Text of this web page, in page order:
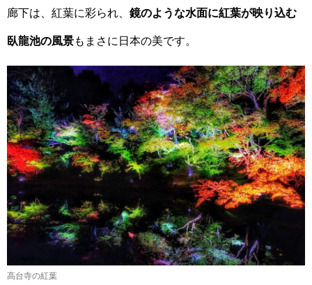
廊下は、紅葉に彩られ、 鏡のような水面に紅葉が映り込む
臥龍池の風景もまさに日本の美です。
高台寺の紅葉